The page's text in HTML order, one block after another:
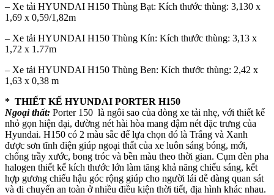
– Xe tải HYUNDAI H150 Thùng Bạt: Kích thước thùng: 3,130 x
1,69 x 0,59/1,82m
– Xe tải HYUNDAI H150 Thùng Kín: Kích thước thùng: 3,13 x
1,72 x 1.77m
– Xe tải HYUNDAI H150 Thùng Ben: Kích thước thùng: 2,42 x
1,63 x 0,38 m
* THIẾT KẾ HYUNDAI PORTER H150
Ngoại thất: Porter 150 là ngôi sao của dòng xe tải nhẹ, với thiết kế
nhỏ gọn hiện đại, đường nét hài hòa mang đậm nét đặc trưng của
Hyundai. H150 có 2 màu sắc để lựa chọn đó là Trắng và Xanh
được sơn tĩnh điện giúp ngoại thất của xe luôn sáng bóng, mới,
chống trầy xước, bong tróc và bền màu theo thời gian. Cụm đèn pha
halogen thiết kế kích thước lớn làm tăng khả năng chiếu sáng, kết
hợp gương chiếu hậu góc rộng giúp cho người lái dễ dàng quan sát
và di chuyển an toàn ở nhiều điều kiện thời tiết, địa hình khác nhau.